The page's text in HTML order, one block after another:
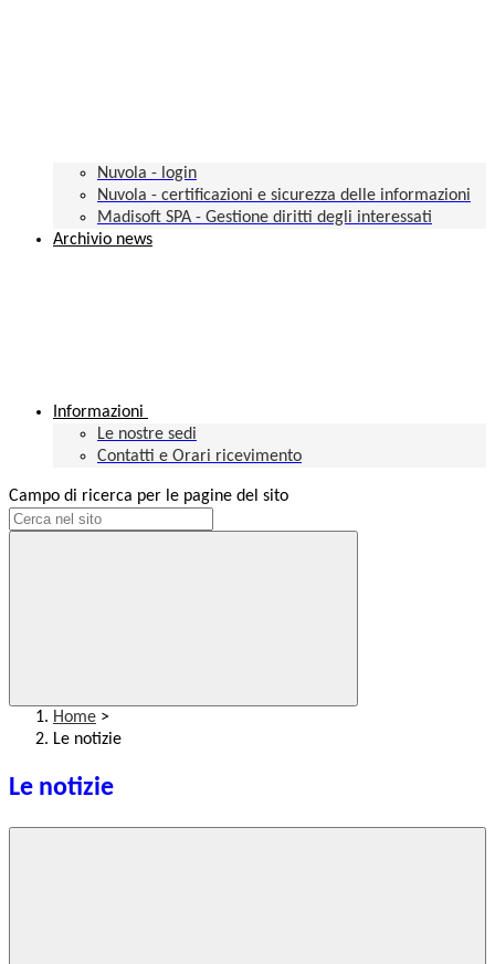
Nuvola - login
Nuvola - certificazioni e sicurezza delle informazioni
Madisoft SPA - Gestione diritti degli interessati
Archivio news
Informazioni
Le nostre sedi
Contatti e Orari ricevimento
Campo di ricerca per le pagine del sito
Home >
Le notizie
Le notizie